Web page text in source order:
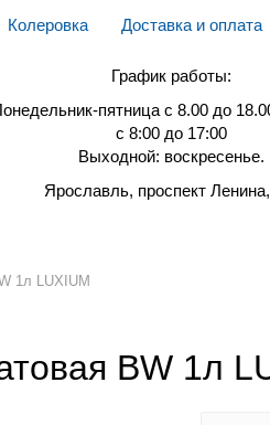
Колеровка Доставка и оплата
График работы:
пятница с 8.00 до
с 8:00 до 17:00
Выходной: воскресенье.
Ярославль, проспект
1л LUXIUM
BW 1л